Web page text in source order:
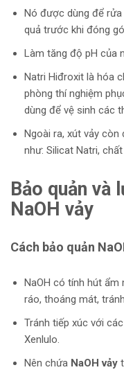
Nó được dùng để
quả trước khi đóng
Làm tăng độ pH của
Natri Hiđroxit là hóa
phòng thí nghiệm
dùng để vệ sinh các
Ngoài ra, xút vảy
như: Silicat Natri,
Bảo quản và
NaOH vảy
Cách bảo quản
NaOH có tính hút ẩm
ráo, thoáng mát,
Tránh tiếp xúc với
Xenlulo.
Nên chứa NaOH vảy